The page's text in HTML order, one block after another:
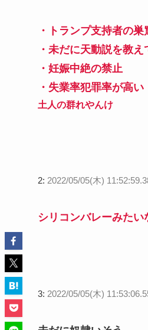
・トランプ支持者の巣
・未だに天動説を教え
・妊娠中絶の禁止
・失業率犯罪率が高い
土人の群れやんけ
2: 2022/05/05(木)
シリコンバレーみた
3: 2022/05/05(木)